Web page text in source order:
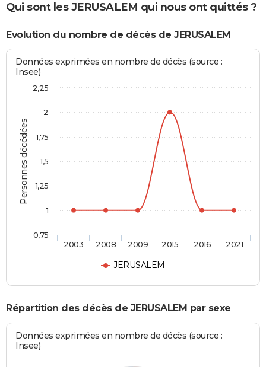
Qui sont les JERUSALEM qui nous ont quittés ?
Evolution du nombre de décès de JERUSALEM
Personnes décédées
Données exprimées en nombre de décès (source :
Insee)
JERUSALEM
2003 2008 2009 2015 2016 2021
0,75
1
1,25
1,5
1,75
2
2,25
Répartition des décès de JERUSALEM par sexe
Données exprimées en nombre de décès (source :
Insee)